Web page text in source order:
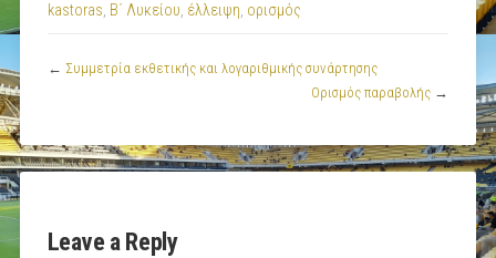
kastoras, Β΄ Λυκείου, έλλειψη, ορισμός
← Συμμετρία εκθετικής και λογαριθμικής συνάρτησης
Ορισμός παραβολής →
Leave a Reply